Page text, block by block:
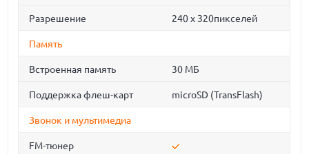
Разрешение 240 х 320пикселей
Память
Встроенная память 30 МБ
Поддержка флеш-карт microSD (TransFlash)
Звонок и мультимедиа
FM-тюнер